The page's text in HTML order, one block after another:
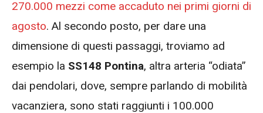
270.000 mezzi come accaduto nei primi giorni di
agosto. Al secondo posto, per dare una
dimensione di questi passaggi, troviamo ad
esempio la SS148 Pontina, altra arteria “odiata”
dai pendolari, dove, sempre parlando di mobilità
vacanziera, sono stati raggiunti i 100.000